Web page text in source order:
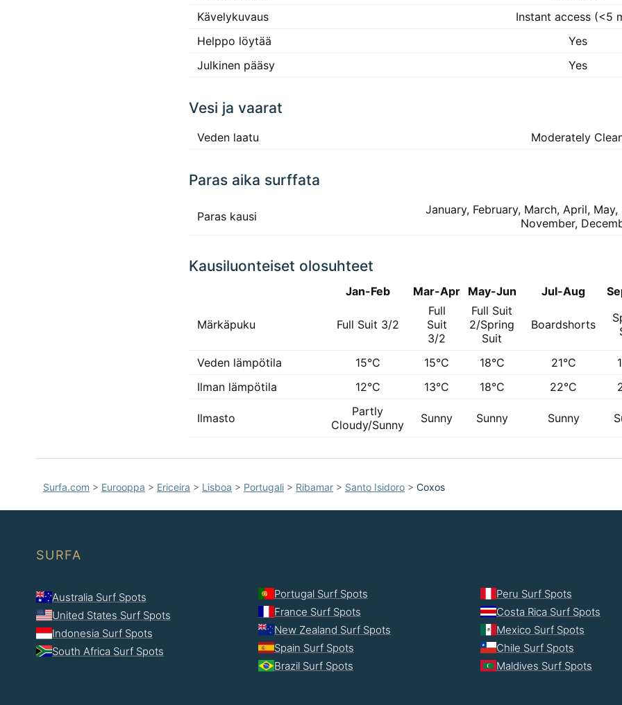
Kävelykuvaus
Instant access (<5
Helppo löytää
Yes
Julkinen pääsy
Yes
Vesi ja vaarat
Veden laatu Moderately
Paras aika surffata
Paras kausi
January, February, March, April,
November,
Kausiluonteiset olosuhteet
Jan-Feb Mar-Apr May-Jun Jul-Aug
Märkäpuku Full Suit 3/2
Full
Suit
3/2
Full Suit
2/Spring
Suit
Boardshorts
Veden lämpötila 15°C 15°C 18°C 21°C
Ilman lämpötila
12°C 13°C 18°C 22°C
Ilmasto
Partly
Cloudy/Sunny
Sunny Sunny Sunny
Surfa.com > Eurooppa > Ericeira > Lisboa > Portugali > Ribamar > Santo Isidoro > Coxos
SURFA
Australia Surf Spots
United States Surf Spots
Indonesia Surf Spots
South Africa Surf Spots
Portugal Surf Spots
France Surf Spots
New Zealand Surf Spots
Spain Surf Spots
Brazil Surf Spots
Peru Surf Spots
Costa Rica Surf Spots
Mexico Surf Spots
Chile Surf Spots
Maldives Surf Spots